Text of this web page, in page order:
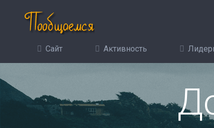
Сайт Активность